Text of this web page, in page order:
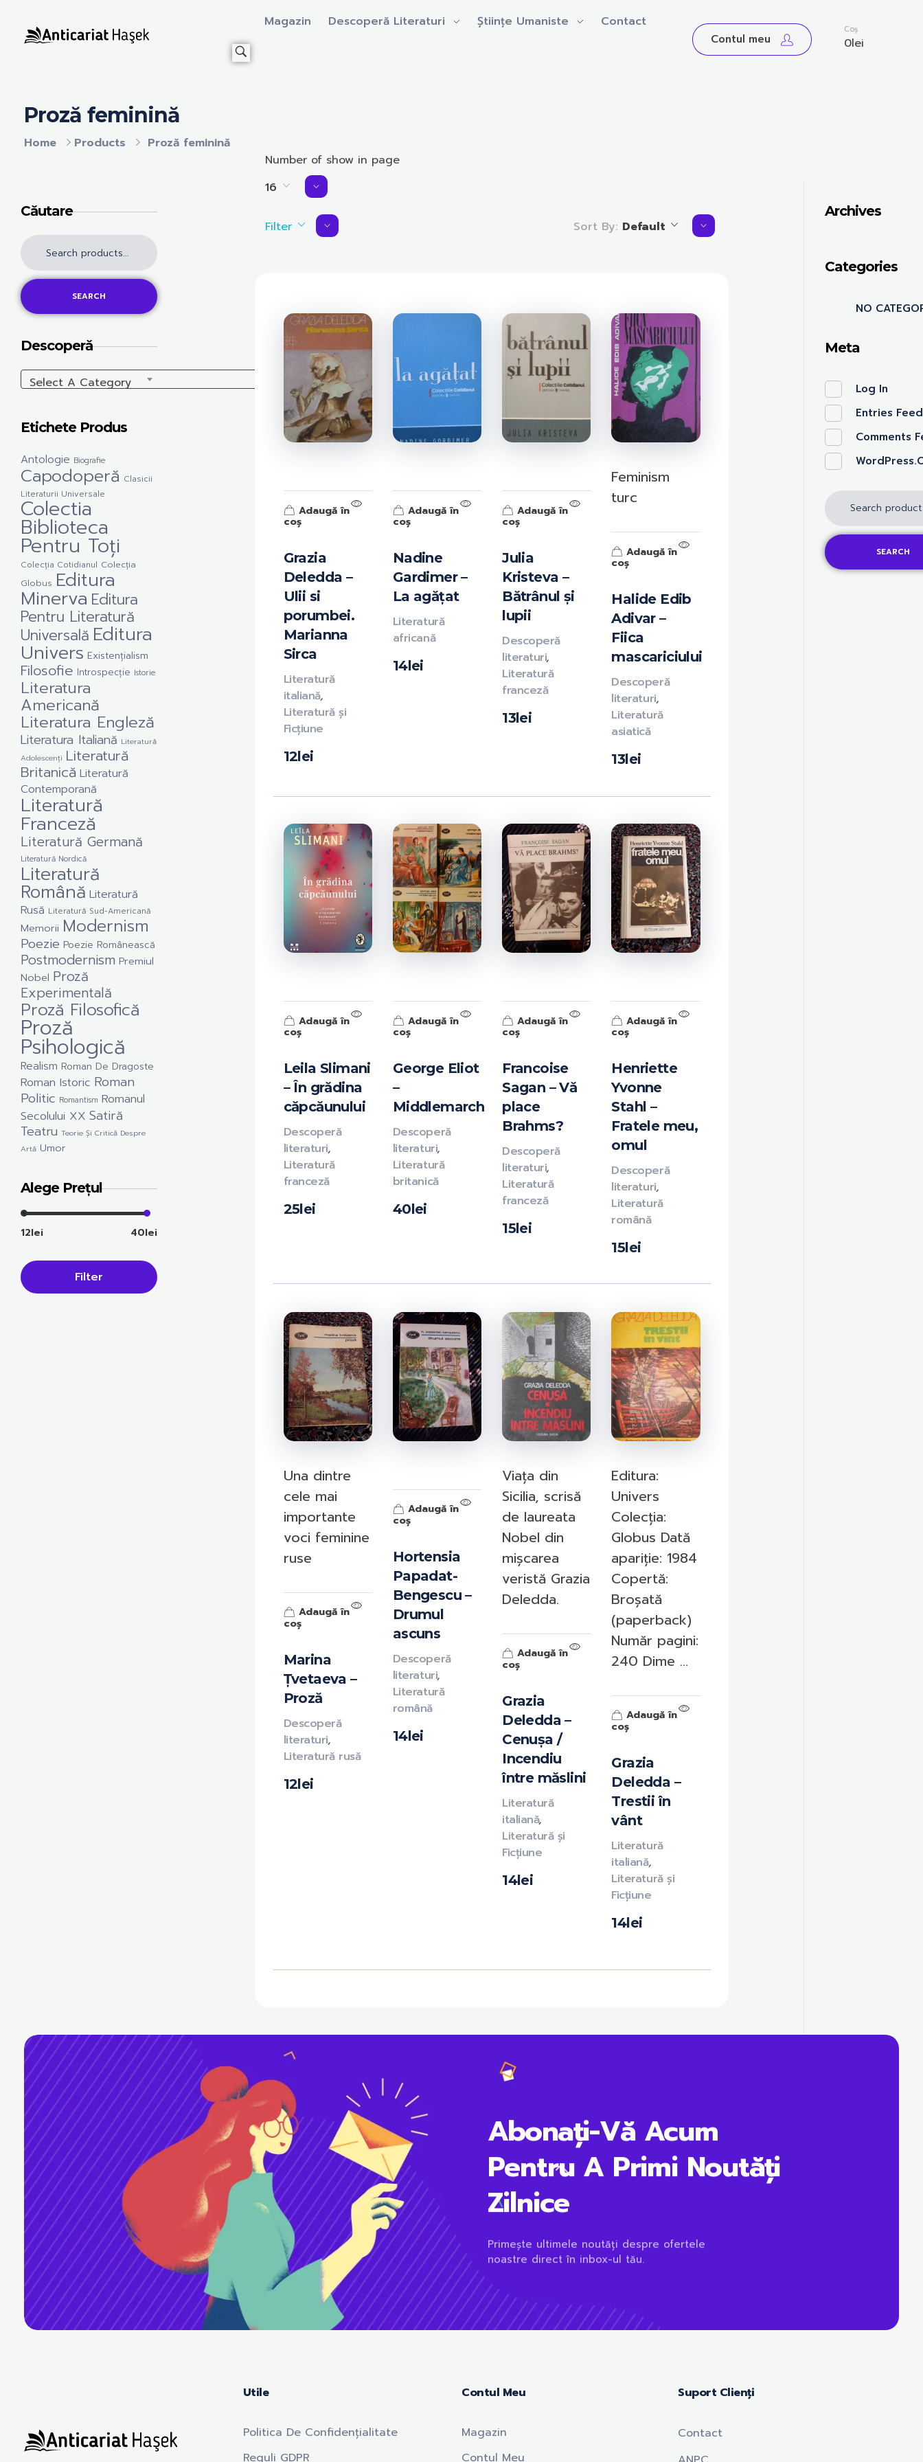
Magazin Descoperă Literaturi Științe Umaniste Contact
Contul meu
Coș
0lei
Home Products Proză feminină
Proză feminină
Number of show in page
16
Sort By: Default
Filter
ISBN-10:
Goodreads:
Author(s):
Publisher:
Published: //
Information from Goodreads.com
Grazia
Deledda –
Ulii si
porumbei.
Marianna
Sirca
12lei
Literatură
italiană,
Literatură și
Ficțiune
Adaugă în
coș
Nadine
Gardimer –
La agățat
14lei
Literatură
africană
Adaugă în
coș
Julia
Kristeva –
Bătrânul și
lupii
13lei
Descoperă
literaturi,
Literatură
franceză
Adaugă în
coș
Halide Edib
Adivar –
Fiica
mascariciului
13lei
Descoperă
literaturi,
Literatură
asiatică
Feminism
turc
Adaugă în
coș
Leila Slimani
– În grădina
căpcăunului
25lei
Descoperă
literaturi,
Literatură
franceză
Adaugă în
coș
George Eliot
–
Middlemarch
40lei
Descoperă
literaturi,
Literatură
britanică
Adaugă în
coș
Francoise
Sagan – Vă
place
Brahms?
15lei
Descoperă
literaturi,
Literatură
franceză
Adaugă în
coș
Henriette
Yvonne
Stahl –
Fratele meu,
omul
15lei
Descoperă
literaturi,
Literatură
română
Adaugă în
coș
Marina
Țvetaeva –
Proză
12lei
Descoperă
literaturi,
Literatură rusă
Una dintre
cele mai
importante
voci feminine
ruse
Adaugă în
coș
Hortensia
Papadat-
Bengescu –
Drumul
ascuns
14lei
Descoperă
literaturi,
Literatură
română
Adaugă în
coș
Grazia
Deledda –
Cenușa /
Incendiu
între măslini
14lei
Literatură
italiană,
Literatură și
Ficțiune
Viața din
Sicilia, scrisă
de laureata
Nobel din
mișcarea
veristă Grazia
Deledda.
Adaugă în
coș
Grazia
Deledda –
Trestii în
vânt
14lei
Literatură
italiană,
Literatură și
Ficțiune
Editura:
Univers
Colecția:
Globus Dată
apariție: 1984
Copertă:
Broșată
(paperback)
Număr pagini:
240 Dime ...
Adaugă în
coș
Căutare
SEARCH
Descoperă
Select A Category
Etichete Produs
Antologie Biografie
Capodoperă Clasicii
Literaturii Universale
Colectia
Biblioteca
Pentru Toți
Colecția Cotidianul Colecția
Globus Editura
Minerva Editura
Pentru Literatură
Universală Editura
Univers Existențialism
Filosofie Introspecție Istorie
Literatura
Americană
Literatura Engleză
Literatura Italiană Literatură
Adolescenți Literatură
Britanică Literatură
Contemporană
Literatură
Franceză
Literatură Germană
Literatură Nordică
Literatură
Română Literatură
Rusă Literatură Sud-Americană
Memorii Modernism
Poezie Poezie Românească
Postmodernism Premiul
Nobel Proză
Experimentală
Proză Filosofică
Proză
Psihologică
Realism Roman De Dragoste
Roman Istoric Roman
Politic Romantism Romanul
Secolului XX Satiră
Teatru Teorie Și Critică Despre
Artă Umor
Alege Prețul
12lei 40lei
Filter
Archives
Categories
NO
Meta
Log In
Entries Feed
Comments
SEARCH
Abonați-Vă Acum
Pentru A Primi Noutăți
Zilnice
Primește ultimele noutăți despre ofertele
noastre direct în inbox-ul tău.
Utile
Politica De Confidențialitate
Reguli GDPR
Contul Meu
Magazin
Contul Meu
Suport Clienți
Contact